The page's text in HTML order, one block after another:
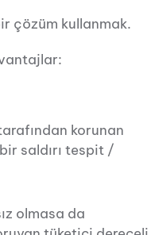
çözüm kullanmak.
korunan
saldırı tespit /
olmasa da